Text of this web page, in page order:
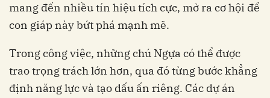
mang đến nhiều tín hiệu tích cực, mở ra cơ hội để
con giáp này bứt phá mạnh mẽ.
Trong công việc, những chú Ngựa có thể được
trao trọng trách lớn hơn, qua đó từng bước khẳng
định năng lực và tạo dấu ấn riêng. Các dự án